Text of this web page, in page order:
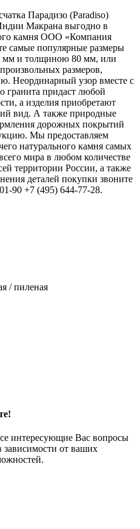
Парадизо (Paradiso)
Макрана выгодно в
камня ООО «Компания
самые популярные размеры
и толщиною 80 мм, или
размеров,
Неординарный узор вместе с
гранита придаст любой
а изделия приобретают
вид. А также природные
дорожных покрытий
Мы предоставляем
натурального камня самых
мира в любом количестве
территории России, а также
деталей покупки звоните
90 +7 (495) 644-77-28.
/ пиленая
интересующие Вас вопросы
зависимости от ваших